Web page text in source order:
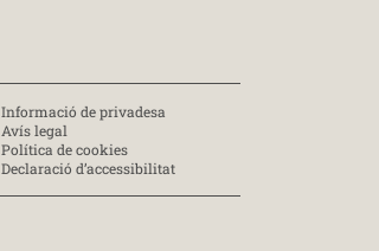
Informació de privadesa
Avís legal
Política de cookies
Declaració d’accessibilitat